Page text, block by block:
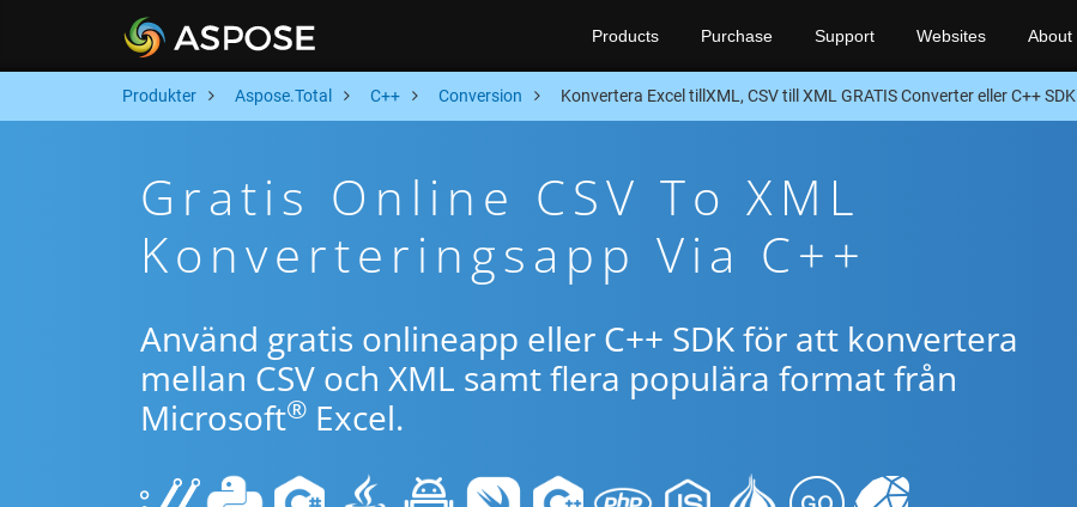
Products Purchase Support Websites About
Produkter Aspose.Total C++ Conversion Konvertera Excel tillXML, CSV till XML GRATIS Converter eller C++ SDK
Gratis Online CSV To XML
Konverteringsapp Via C++
Använd gratis onlineapp eller C++ SDK för att konvertera
mellan CSV och XML samt flera populära format från
Microsoft® Excel.